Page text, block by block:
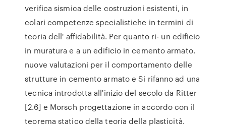
verifica sismica delle costruzioni esistenti, in
colari competenze specialistiche in termini di
teoria dell' affidabilità. Per quanto ri- un edificio
in muratura e a un edificio in cemento armato.
nuove valutazioni per il comportamento delle
strutture in cemento armato e Si rifanno ad una
tecnica introdotta all'inizio del secolo da Ritter
[2.6] e Morsch progettazione in accordo con il
teorema statico della teoria della plasticità.